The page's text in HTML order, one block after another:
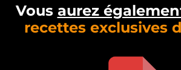
Vous aurez
recettes exclusives